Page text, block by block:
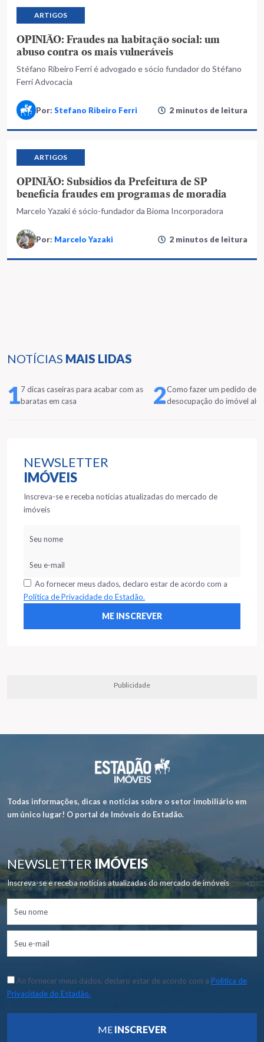
NOTÍCIAS MAIS LIDAS
17 dicas caseiras para acabar com as
baratas em casa
2Como fazer um pedido de
desocupação do imóvel
NEWSLETTER
IMÓVEIS
Inscreva-se e receba notícias atualizadas do mercado de
imóveis
Ao fornecer meus dados, declaro estar de acordo com a
Política de Privacidade do Estadão.
Publicidade
ARTIGOS
OPINIÃO: Fraudes na habitação social: um
abuso contra os mais vulneráveis
Stéfano Ribeiro Ferri é advogado e sócio fundador do Stéfano
Ferri Advocacia
Por: Stefano Ribeiro Ferri 2 minutos de leitura
ARTIGOS
OPINIÃO: Subsídios da Prefeitura de SP
beneficia fraudes em programas de moradia
Marcelo Yazaki é sócio-fundador da Bioma Incorporadora
Por: Marcelo Yazaki 2 minutos de leitura
Todas informações, dicas e notícias sobre o setor imobiliário em
um único lugar! O portal de Imóveis do Estadão.
NEWSLETTERIMÓVEIS
Inscreva-se e receba notícias atualizadas do mercado de imóveis
Ao fornecer meus dados, declaro estar de acordo com a Política de
Privacidade do Estadão.
ME INSCREVER